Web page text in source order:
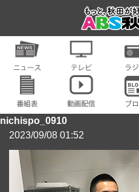
nichispo_0910
2023/09/08 01:52